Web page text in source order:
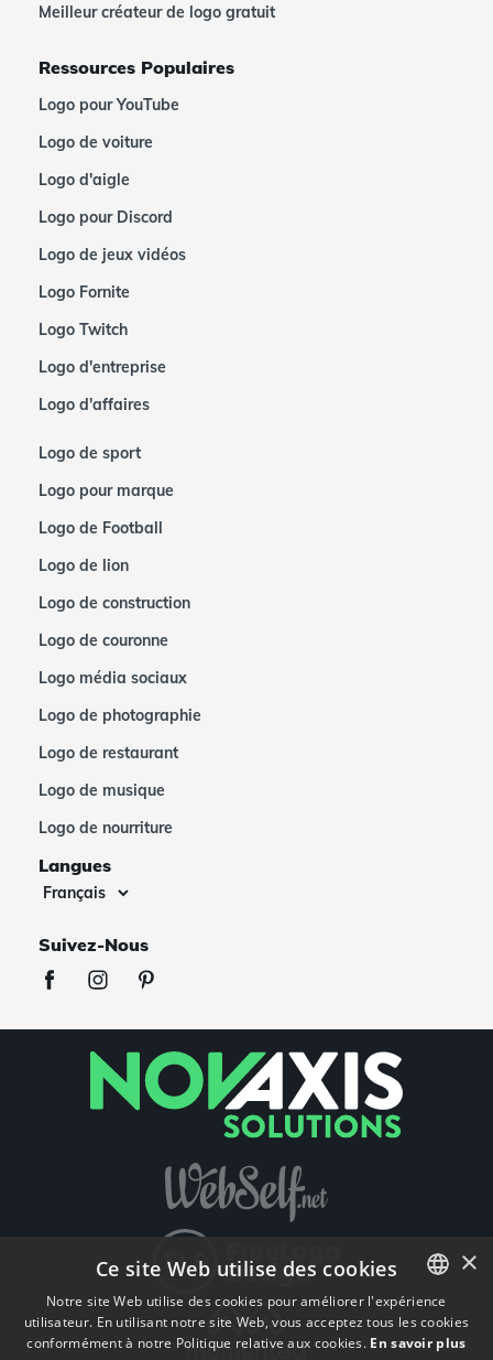
Meilleur créateur de logo gratuit
Ressources Populaires
Logo pour YouTube
Logo de voiture
Logo d'aigle
Logo pour Discord
Logo de jeux vidéos
Logo Fornite
Logo Twitch
Logo d'entreprise
Logo d'affaires
Logo de sport
Logo pour marque
Logo de Football
Logo de lion
Logo de construction
Logo de couronne
Logo média sociaux
Logo de photographie
Logo de restaurant
Logo de musique
Logo de nourriture
Langues
Suivez-Nous
ENGLISH
×
Ce site Web utilise des cookies
Notre site Web utilise des cookies pour améliorer l'expérience
utilisateur. En utilisant notre site Web, vous acceptez tous les cookies
conformément à notre Politique relative aux cookies. En savoir plus